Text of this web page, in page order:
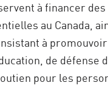
à financer des
au Canada,
à
de défense
pour les